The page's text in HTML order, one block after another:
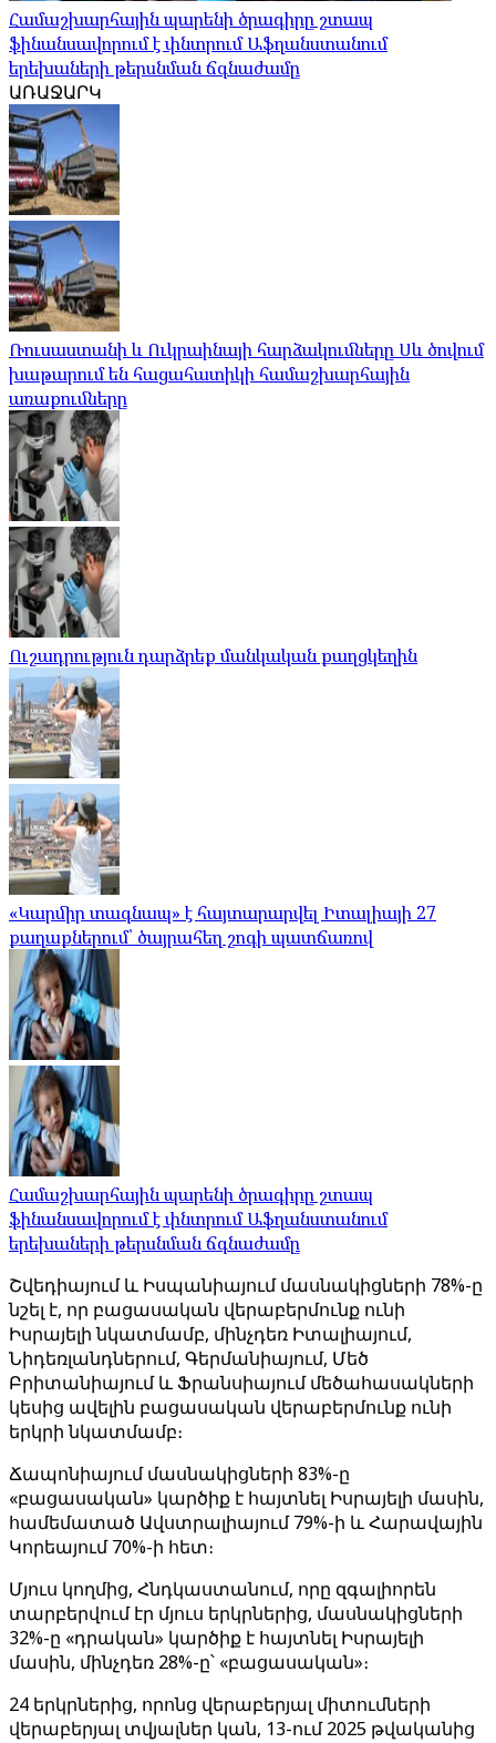
Համաշխարհային պարենի ծրագիրը շտապ
ֆինանսավորում է փնտրում Աֆղանստանում
երեխաների թերսնման ճգնաժամը
ԱՌԱՋԱՐԿ
Ռուսաստանի և Ուկրաինայի հարձակումները Սև ծովում
խաթարում են հացահատիկի համաշխարհային
առաքումները
Ուշադրություն դարձրեք մանկական քաղցկեղին
«Կարմիր տագնապ» է հայտարարվել Իտալիայի 27
քաղաքներում՝ ծայրահեղ շոգի պատճառով
Համաշխարհային պարենի ծրագիրը շտապ
ֆինանսավորում է փնտրում Աֆղանստանում
երեխաների թերսնման ճգնաժամը
Շվեդիայում և Իսպանիայում մասնակիցների 78%-ը
նշել է, որ բացասական վերաբերմունք ունի
Իսրայելի նկատմամբ, մինչդեռ Իտալիայում,
Նիդեռլանդներում, Գերմանիայում, Մեծ
Բրիտանիայում և Ֆրանսիայում մեծահասակների
կեսից ավելին բացասական վերաբերմունք ունի
երկրի նկատմամբ։
Ճապոնիայում մասնակիցների 83%-ը
«բացասական» կարծիք է հայտնել Իսրայելի մասին,
համեմատած Ավստրալիայում 79%-ի և Հարավային
Կորեայում 70%-ի հետ։
Մյուս կողմից, Հնդկաստանում, որը զգալիորեն
տարբերվում էր մյուս երկրներից, մասնակիցների
32%-ը «դրական» կարծիք է հայտնել Իսրայելի
մասին, մինչդեռ 28%-ը՝ «բացասական»։
24 երկրներից, որոնց վերաբերյալ միտումների
վերաբերյալ տվյալներ կան, 13-ում 2025 թվականից